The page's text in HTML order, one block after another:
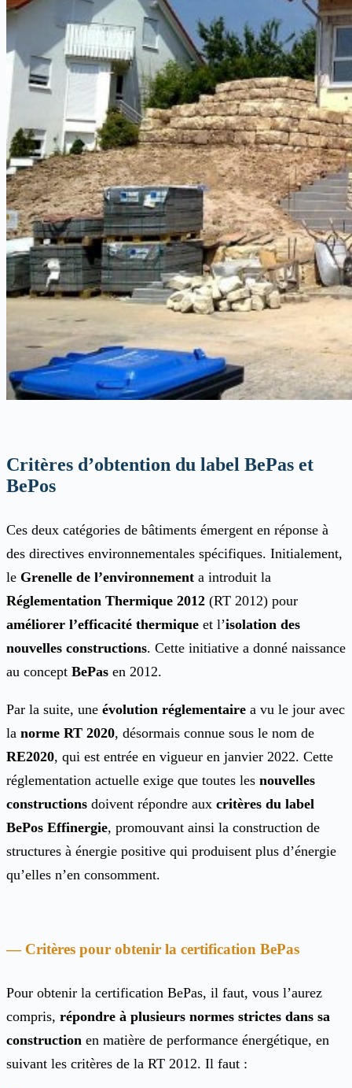
Critères d’obtention du label BePas et
BePos
Ces deux catégories de bâtiments émergent en réponse à
des directives environnementales spécifiques. Initialement,
le Grenelle de l’environnement a introduit la
Réglementation Thermique 2012 (RT 2012) pour
améliorer l’efficacité thermique et l’isolation des
nouvelles constructions. Cette initiative a donné naissance
au concept BePas en 2012.
Par la suite, une évolution réglementaire a vu le jour avec
la norme RT 2020, désormais connue sous le nom de
RE2020, qui est entrée en vigueur en janvier 2022. Cette
réglementation actuelle exige que toutes les nouvelles
constructions doivent répondre aux critères du label
BePos Effinergie, promouvant ainsi la construction de
structures à énergie positive qui produisent plus d’énergie
qu’elles n’en consomment.
Critères pour obtenir la certification BePas
Pour obtenir la certification BePas, il faut, vous l’aurez
compris, répondre à plusieurs normes strictes dans sa
construction en matière de performance énergétique, en
suivant les critères de la RT 2012. Il faut :